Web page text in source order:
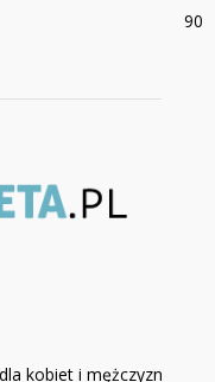
90
kobiet i mężczyzn